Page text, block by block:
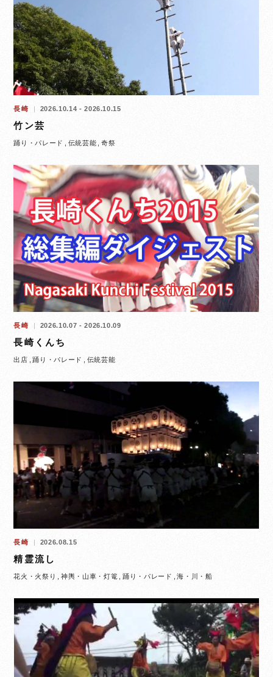
長崎 2026.10.14 - 2026.10.15
竹ン芸
踊り・パレード 伝統芸能 奇祭
長崎 2026.10.07 - 2026.10.09
長崎くんち
出店 踊り・パレード 伝統芸能
長崎 2026.08.15
精霊流し
花火・火祭り 神輿・山車・灯篭 踊り・パレード 海・川・船